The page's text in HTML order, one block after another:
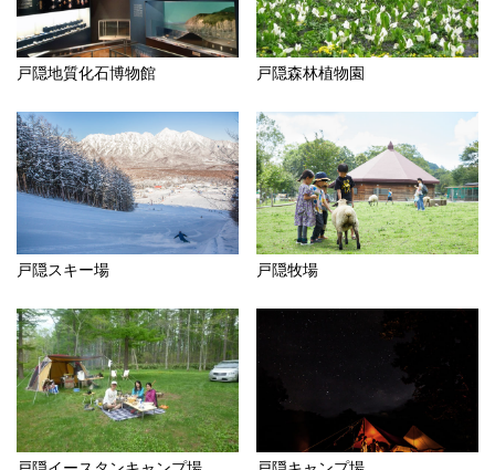
戸隠地質化石博物館 戸隠森林植物園
戸隠スキー場 戸隠牧場